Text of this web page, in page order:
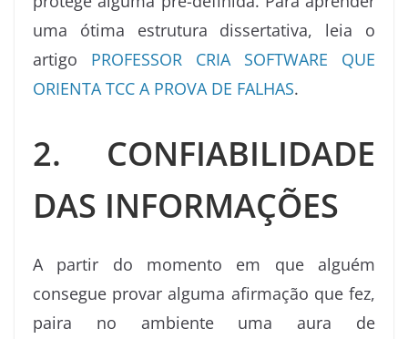
uma ótima estrutura dissertativa, leia o
artigo PROFESSOR CRIA SOFTWARE QUE
ORIENTA TCC A PROVA DE FALHAS.
2. CONFIABILIDADE
DAS INFORMAÇÕES
A partir do momento em que alguém
consegue provar alguma afirmação que fez,
paira no ambiente uma aura de